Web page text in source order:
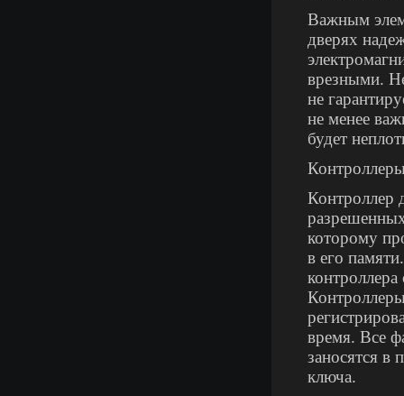
Важным
дверях
врезными.
не
не менее
будет
Контроллер
которому
в его
время. Все
заносятся в
ключа.